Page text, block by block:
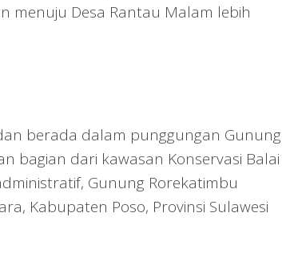
menuju Desa Rantau Malam lebih
berada dalam punggungan Gunung
bagian dari kawasan Konservasi Balai
Gunung Rorekatimbu
Kabupaten Poso, Provinsi Sulawesi